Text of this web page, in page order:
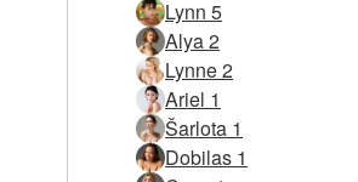
Lynn 5
Alya 2
Lynne 2
Ariel 1
Šarlota 1
Dobilas 1